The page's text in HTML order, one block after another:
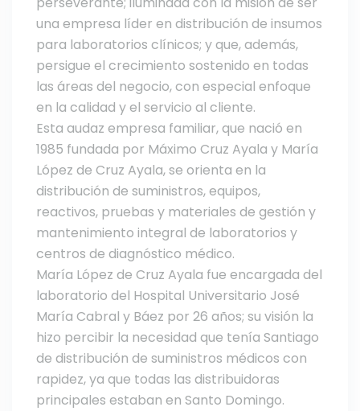
una empresa líder en distribución de insumos
para laboratorios clínicos; y que, además,
persigue el crecimiento sostenido en todas
las áreas del negocio, con especial enfoque
en la calidad y el servicio al cliente.
Esta audaz empresa familiar, que nació en
1985 fundada por Máximo Cruz Ayala y María
López de Cruz Ayala, se orienta en la
distribución de suministros, equipos,
reactivos, pruebas y materiales de gestión y
mantenimiento integral de laboratorios y
centros de diagnóstico médico.
María López de Cruz Ayala fue encargada del
laboratorio del Hospital Universitario José
María Cabral y Báez por 26 años; su visión la
hizo percibir la necesidad que tenía Santiago
de distribución de suministros médicos con
rapidez, ya que todas las distribuidoras
principales estaban en Santo Domingo.